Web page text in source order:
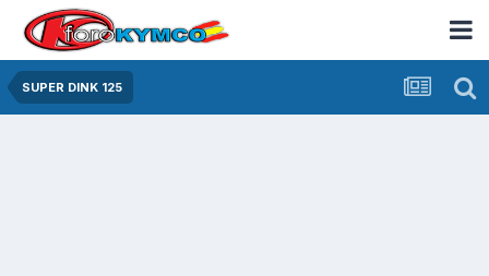
SUPER DINK 125